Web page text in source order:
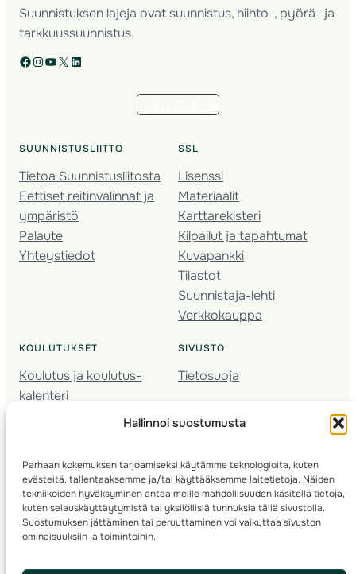
Hallinnoi suostumusta
Parhaan kokemuksen tarjoamiseksi käytämme teknologioita, kuten
evästeitä, tallentaaksemme ja/tai käyttääksemme laitetietoja. Näiden
tekniikoiden hyväksyminen antaa meille mahdollisuuden käsitellä tietoja,
kuten selauskäyttäytymistä tai yksilöllisiä tunnuksia tällä sivustolla.
Suostumuksen jättäminen tai peruuttaminen voi vaikuttaa sivuston
ominaisuuksiin ja toimintoihin.
Suunnistuksen lajeja ovat suunnistus, hiihto-, pyörä- ja
tarkkuussuunnistus.
Facebook Instagram YouTube X LinkedIn
SUUNNISTUSLIITTO
Tietoa Suunnistusliitosta
Eettiset reitinvalinnat ja
ympäristö
Palaute
Yhteystiedot
SSL
Lisenssi
Materiaalit
Karttarekisteri
Kilpailut ja tapahtumat
Kuvapankki
Tilastot
Suunnistaja-lehti
Verkkokauppa
KOULUTUKSET
Koulutus ja koulutus­
kalenteri
Nuorison koulutukset
Kartoitus
Ratamestari
SIVUSTO
Tietosuoja
© 2025 ·Suomen Suunnistusliitto· Valimotie 10, 00380 Helsinki, Finland
info(a)suunnistusliitto.fi,Rastilipun asiat: rastilippu(a)suunnistusliitto.fi